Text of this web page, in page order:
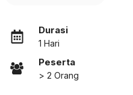
Durasi
1 Hari
Peserta
> 2 Orang